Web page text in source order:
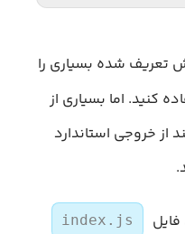
تعریف شده بسیاری را
کنید. اما بسیاری از
خروجی استاندارد
فایل index.js